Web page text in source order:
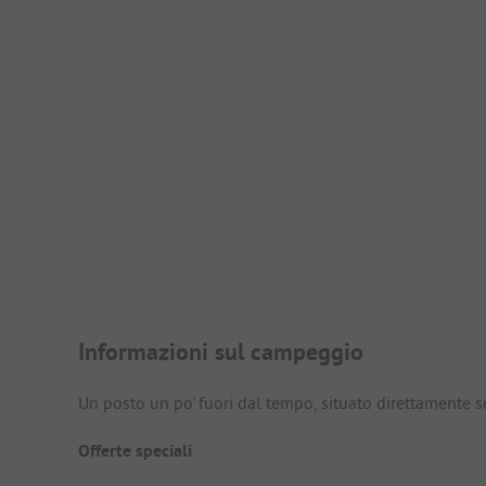
Presentazione del
Informazioni sul campeggio
Un posto un po' fuori dal tempo, situato direttamente
Offerte speciali